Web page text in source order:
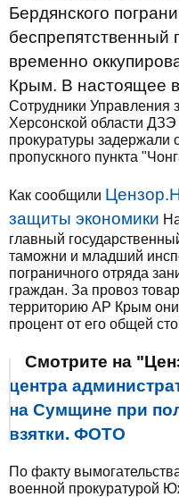
Бердянского
беспрепятственный
временно
Крым. В настоящее
Сотрудники Управления
Херсонской области
прокуратуры задержали
пропускного пункта
Как сообщили
защиты экономики
главный
таможни и младший
пограничного отряда
граждан. За провоз
территорию АР Крым
процент от его общей
Смотрите на
центра
на Сумщине при
взятки. ФОТО
По факту
военной прокуратурой